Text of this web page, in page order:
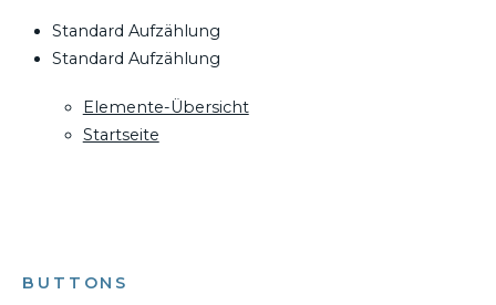
Standard Aufzählung
Standard Aufzählung
Elemente-Übersicht
Startseite
BUTTONS